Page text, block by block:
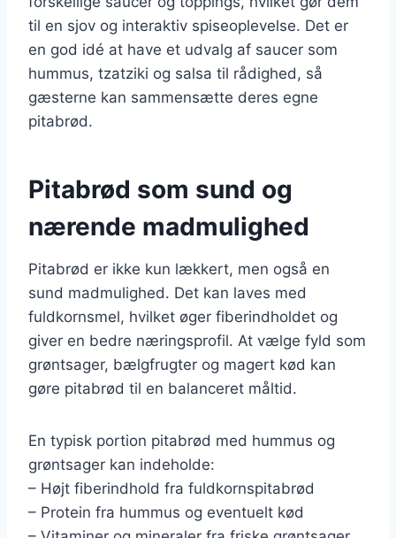
til en sjov og interaktiv spiseoplevelse. Det er
en god idé at have et udvalg af saucer som
hummus, tzatziki og salsa til rådighed, så
gæsterne kan sammensætte deres egne
pitabrød.
Pitabrød som sund og
nærende madmulighed
Pitabrød er ikke kun lækkert, men også en
sund madmulighed. Det kan laves med
fuldkornsmel, hvilket øger fiberindholdet og
giver en bedre næringsprofil. At vælge fyld som
grøntsager, bælgfrugter og magert kød kan
gøre pitabrød til en balanceret måltid.
En typisk portion pitabrød med hummus og
grøntsager kan indeholde:
– Højt fiberindhold fra fuldkornspitabrød
– Protein fra hummus og eventuelt kød